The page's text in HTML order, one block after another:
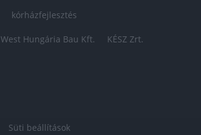
kórházfejlesztés
West Hungária Bau Kft. KÉSZ Zrt.
Süti beállítások